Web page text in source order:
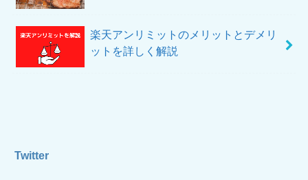
楽天アンリミットのメリットとデメリ
ットを詳しく解説
Twitter